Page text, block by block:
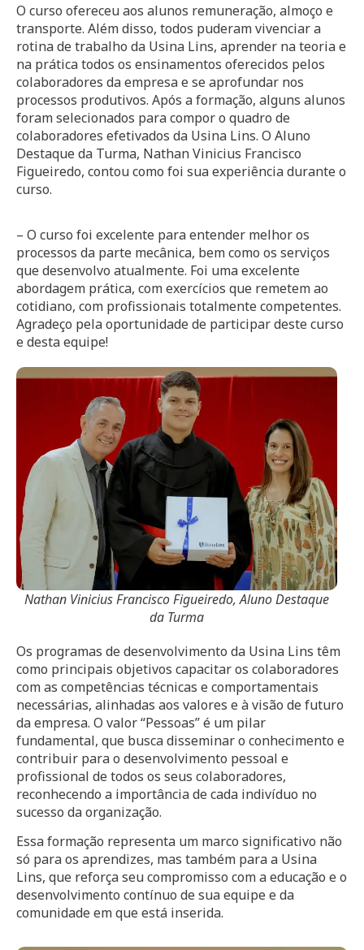
O curso ofereceu aos alunos remuneração, almoço e
transporte. Além disso, todos puderam vivenciar a
rotina de trabalho da Usina Lins, aprender na teoria e
na prática todos os ensinamentos oferecidos pelos
colaboradores da empresa e se aprofundar nos
processos produtivos. Após a formação, alguns alunos
foram selecionados para compor o quadro de
colaboradores efetivados da Usina Lins. O Aluno
Destaque da Turma, Nathan Vinicius Francisco
Figueiredo, contou como foi sua experiência durante o
curso.
– O curso foi excelente para entender melhor os
processos da parte mecânica, bem como os serviços
que desenvolvo atualmente. Foi uma excelente
abordagem prática, com exercícios que remetem ao
cotidiano, com profissionais totalmente competentes.
Agradeço pela oportunidade de participar deste curso
e desta equipe!
Nathan Vinicius Francisco Figueiredo, Aluno Destaque
da Turma
Os programas de desenvolvimento da Usina Lins têm
como principais objetivos capacitar os colaboradores
com as competências técnicas e comportamentais
necessárias, alinhadas aos valores e à visão de futuro
da empresa. O valor “Pessoas” é um pilar
fundamental, que busca disseminar o conhecimento e
contribuir para o desenvolvimento pessoal e
profissional de todos os seus colaboradores,
reconhecendo a importância de cada indivíduo no
sucesso da organização.
Essa formação representa um marco significativo não
só para os aprendizes, mas também para a Usina
Lins, que reforça seu compromisso com a educação e o
desenvolvimento contínuo de sua equipe e da
comunidade em que está inserida.